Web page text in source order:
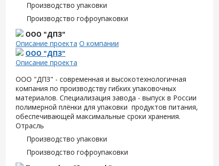
Производство упаковки
Производство гофроупаковки
ООО "ДПЗ"
Описание проекта О компании
ООО "ДПЗ"
Описание проекта
ООО "ДПЗ" - современная и высокотехнологичная
компания по производству гибких упаковочных
материалов. Специализация завода - выпуск в России
полимерной плёнки для упаковки продуктов питания,
обеспечивающей максимальные сроки хранения.
Отрасль
Производство упаковки
Производство гофроупаковки